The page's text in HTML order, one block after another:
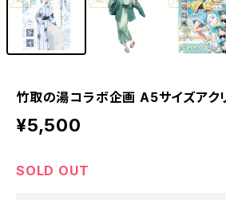
竹取の湯コラボ企画 A5サイズアク
¥5,500
SOLD OUT